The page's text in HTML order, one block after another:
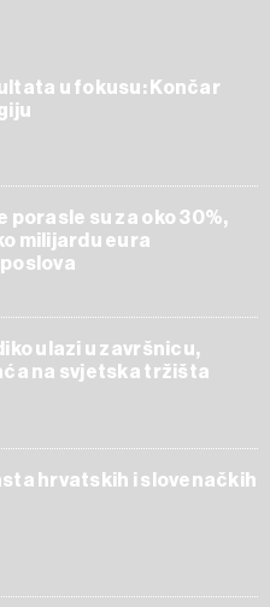
u fokusu: Končar
porasle su za oko 30%,
milijardu eura
ulazi u završnicu,
na svjetska tržišta
hrvatskih i slovenačkih